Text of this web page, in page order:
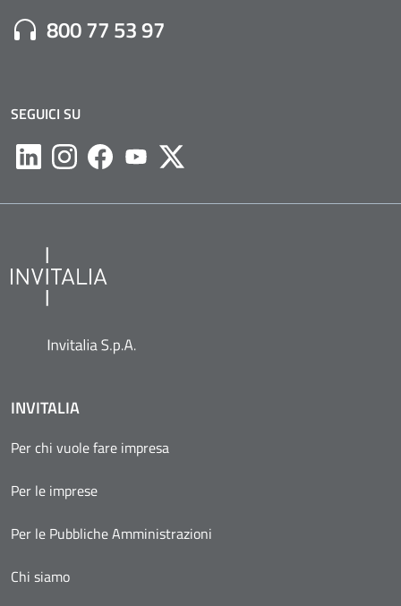
Numero di Telefono:
800 77 53 97
SEGUICI SU
LikedinInstagramFacebookYoutubeTwitter
INVITALIA
Per chi vuole fare impresa
Per le imprese
Per le Pubbliche Amministrazioni
Chi siamo